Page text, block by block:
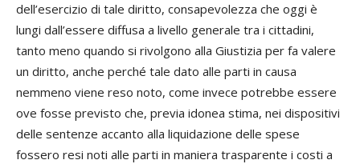
dell’esercizio di tale diritto, consapevolezza che oggi è
lungi dall’essere diffusa a livello generale tra i cittadini,
tanto meno quando si rivolgono alla Giustizia per fa valere
un diritto, anche perché tale dato alle parti in causa
nemmeno viene reso noto, come invece potrebbe essere
ove fosse previsto che, previa idonea stima, nei dispositivi
delle sentenze accanto alla liquidazione delle spese
fossero resi noti alle parti in maniera trasparente i costi a